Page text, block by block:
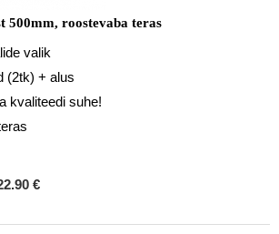
500mm, roostevaba teras
valik
(2tk) + alus
kvaliteedi suhe!
€